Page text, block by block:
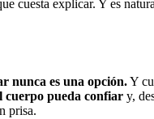
cuesta explicar. Y es
nunca es una opción.Y
cuerpo pueda confiar y,
prisa.